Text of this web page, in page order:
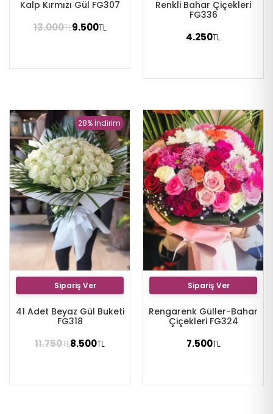
Kalp Kırmızı Gül FG307
13.000TL9.500TL
Renkli Bahar Çiçekleri
FG336
4.250TL
28% İndirim
Sipariş Ver
41 Adet Beyaz Gül Buketi
FG318
11.750TL8.500TL
Sipariş Ver
Rengarenk Güller-Bahar
Çiçekleri FG324
7.500TL